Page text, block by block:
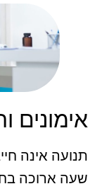
אימונים
תנועה אינה
שעה ארוכה